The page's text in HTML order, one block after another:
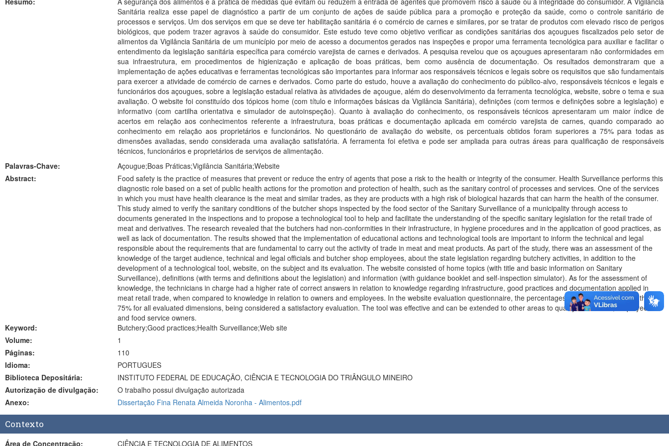
Sanitária realiza esse papel de diagnóstico a partir de um conjunto de ações de saúde pública para a promoção e proteção da saúde, como o controle sanitário de
processos e serviços. Um dos serviços em que se deve ter habilitação sanitária é o comércio de carnes e similares, por se tratar de produtos com elevado risco de perigos
biológicos, que podem trazer agravos à saúde do consumidor. Este estudo teve como objetivo verificar as condições sanitárias dos açougues fiscalizados pelo setor de
alimentos da Vigilância Sanitária de um município por meio de acesso a documentos gerados nas inspeções e propor uma ferramenta tecnológica para auxiliar e facilitar o
entendimento da legislação sanitária específica para comércio varejista de carnes e derivados. A pesquisa revelou que os açougues apresentaram não conformidades em
sua infraestrutura, em procedimentos de higienização e aplicação de boas práticas, bem como ausência de documentação. Os resultados demonstraram que a
implementação de ações educativas e ferramentas tecnológicas são importantes para informar aos responsáveis técnicos e legais sobre os requisitos que são fundamentais
para exercer a atividade de comércio de carnes e derivados. Como parte do estudo, houve a avaliação do conhecimento do público-alvo, responsáveis técnicos e legais e
funcionários dos açougues, sobre a legislação estadual relativa às atividades de açougue, além do desenvolvimento da ferramenta tecnológica, website, sobre o tema e sua
avaliação. O website foi constituído dos tópicos home (com título e informações básicas da Vigilância Sanitária), definições (com termos e definições sobre a legislação) e
informativo (com cartilha orientativa e simulador de autoinspeção). Quanto à avaliação do conhecimento, os responsáveis técnicos apresentaram um maior índice de
acertos em relação aos conhecimentos referente a infraestrutura, boas práticas e documentação aplicada em comércio varejista de carnes, quando comparado ao
conhecimento em relação aos proprietários e funcionários. No questionário de avaliação do website, os percentuais obtidos foram superiores a 75% para todas as
dimensões avaliadas, sendo considerada uma avaliação satisfatória. A ferramenta foi efetiva e pode ser ampliada para outras áreas para qualificação de responsáveis
técnicos, funcionários e proprietários de serviços de alimentação.
Palavras-Chave:
Açougue;Boas Práticas;Vigilância Sanitária;Website
Abstract:
Food safety is the practice of measures that prevent or reduce the entry of agents that pose a risk to the health or integrity of the consumer. Health Surveillance performs this
diagnostic role based on a set of public health actions for the promotion and protection of health, such as the sanitary control of processes and services. One of the services
in which you must have health clearance is the meat and similar trades, as they are products with a high risk of biological hazards that can harm the health of the consumer.
This study aimed to verify the sanitary conditions of the butcher shops inspected by the food sector of the Sanitary Surveillance of a municipality through access to
documents generated in the inspections and to propose a technological tool to help and facilitate the understanding of the specific sanitary legislation for the retail trade of
meat and derivatives. The research revealed that the butchers had non-conformities in their infrastructure, in hygiene procedures and in the application of good practices, as
well as lack of documentation. The results showed that the implementation of educational actions and technological tools are important to inform the technical and legal
responsible about the requirements that are fundamental to carry out the activity of trade in meat and meat products. As part of the study, there was an assessment of the
knowledge of the target audience, technical and legal officials and butcher shop employees, about the state legislation regarding butchery activities, in addition to the
development of a technological tool, website, on the subject and its evaluation. The website consisted of home topics (with title and basic information on Sanitary
Surveillance), definitions (with terms and definitions about the legislation) and information (with guidance booklet and self-inspection simulator). As for the assessment of
knowledge, the technicians in charge had a higher rate of correct answers in relation to knowledge regarding infrastructure, good practices and documentation applied in
meat retail trade, when compared to knowledge in relation to owners and employees. In the website evaluation questionnaire, the percentages obtained were greater than
75% for all evaluated dimensions, being considered a satisfactory evaluation. The tool was effective and can be extended to other areas to qualify technicians, employees
and food service owners.
Keyword:
Butchery;Good practices;Health Surveillance;Web site
Volume:
1
Páginas:
110
Idioma:
PORTUGUES
Biblioteca Depositária:
INSTITUTO FEDERAL DE EDUCAÇÃO, CIÊNCIA E TECNOLOGIA DO TRIÂNGULO MINEIRO
Autorização de divulgação:
O trabalho possui divulgação autorizada
Anexo:
Dissertação Fina Renata Almeida Noronha - Alimentos.pdf
Contexto
Área de Concentração:
CIÊNCIA E TECNOLOGIA DE ALIMENTOS